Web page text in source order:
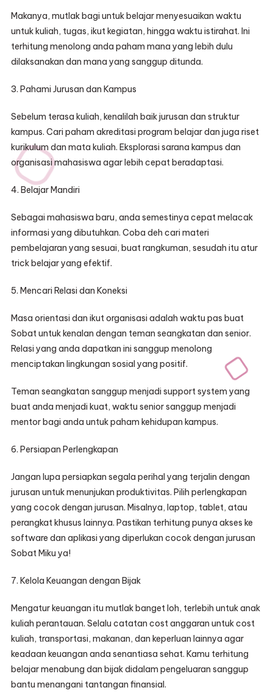
Makanya, mutlak bagi untuk belajar menyesuaikan waktu
untuk kuliah, tugas, ikut kegiatan, hingga waktu istirahat. Ini
terhitung menolong anda paham mana yang lebih dulu
dilaksanakan dan mana yang sanggup ditunda.
3. Pahami Jurusan dan Kampus
Sebelum terasa kuliah, kenalilah baik jurusan dan struktur
kampus. Cari paham akreditasi program belajar dan juga riset
kurikulum dan mata kuliah. Eksplorasi sarana kampus dan
organisasi mahasiswa agar lebih cepat beradaptasi.
4. Belajar Mandiri
Sebagai mahasiswa baru, anda semestinya cepat melacak
informasi yang dibutuhkan. Coba deh cari materi
pembelajaran yang sesuai, buat rangkuman, sesudah itu atur
trick belajar yang efektif.
5. Mencari Relasi dan Koneksi
Masa orientasi dan ikut organisasi adalah waktu pas buat
Sobat untuk kenalan dengan teman seangkatan dan senior.
Relasi yang anda dapatkan ini sanggup menolong
menciptakan lingkungan sosial yang positif.
Teman seangkatan sanggup menjadi support system yang
buat anda menjadi kuat, waktu senior sanggup menjadi
mentor bagi anda untuk paham kehidupan kampus.
6. Persiapan Perlengkapan
Jangan lupa persiapkan segala perihal yang terjalin dengan
jurusan untuk menunjukan produktivitas. Pilih perlengkapan
yang cocok dengan jurusan. Misalnya, laptop, tablet, atau
perangkat khusus lainnya. Pastikan terhitung punya akses ke
software dan aplikasi yang diperlukan cocok dengan jurusan
Sobat Miku ya!
7. Kelola Keuangan dengan Bijak
Mengatur keuangan itu mutlak banget loh, terlebih untuk anak
kuliah perantauan. Selalu catatan cost anggaran untuk cost
kuliah, transportasi, makanan, dan keperluan lainnya agar
keadaan keuangan anda senantiasa sehat. Kamu terhitung
belajar menabung dan bijak didalam pengeluaran sanggup
bantu menangani tantangan finansial.